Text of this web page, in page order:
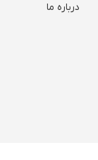
درباره ما